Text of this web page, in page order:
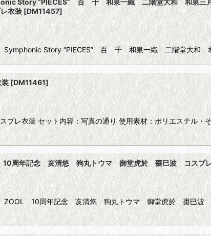
Story “PIECES” 百 千 和泉一織 二階堂大和 和
衣装 [DM11457]
Symphonic Story “PIECES” 百 千 和泉一織 二階堂
[DM11461]
レ衣装 セット内容：写真の通り 使用素材：ポリエステル・
周年記念 亥清悠 狗丸トウマ 御堂虎於 棗巳波 コスプ
10周年記念 亥清悠 狗丸トウマ 御堂虎於 棗巳波 コ